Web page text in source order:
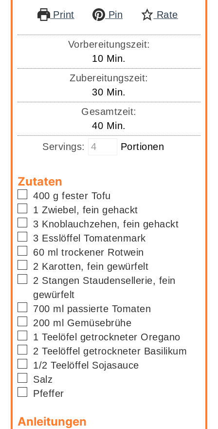
Print Pin Rate
Vorbereitungszeit:
10Minuten
Min.
Zubereitungszeit:
30Minuten
Min.
Gesamtzeit:
40Minuten
Min.
Servings:
Portionen
Zutaten
▢
400 g fester Tofu
▢
1 Zwiebel, fein gehackt
▢
3 Knoblauchzehen, fein gehackt
▢
3 Esslöffel Tomatenmark
▢
60 ml trockener Rotwein
▢
2 Karotten, fein gewürfelt
▢
2 Stangen Staudensellerie, fein
gewürfelt
▢
700 ml passierte Tomaten
▢
200 ml Gemüsebrühe
▢
1 Teelöfel getrockneter Oregano
▢
2 Teelöffel getrockneter Basilikum
▢
1/2 Teelöffel Sojasauce
▢
Salz
▢
Pfeffer
Anleitungen